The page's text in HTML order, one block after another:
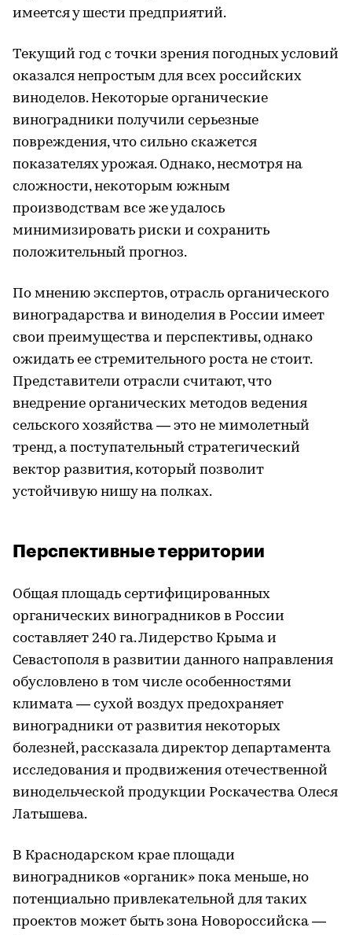
имеется у шести предприятий.
Текущий год с точки зрения погодных условий
оказался непростым для всех российских
виноделов. Некоторые органические
виноградники получили серьезные
повреждения, что сильно скажется
показателях урожая. Однако, несмотря на
сложности, некоторым южным
производствам все же удалось
минимизировать риски и сохранить
положительный прогноз.
По мнению экспертов, отрасль органического
виноградарства и виноделия в России имеет
свои преимущества и перспективы, однако
ожидать ее стремительного роста не стоит.
Представители отрасли считают, что
внедрение органических методов ведения
сельского хозяйства — это не мимолетный
тренд, а поступательный стратегический
вектор развития, который позволит
устойчивую нишу на полках.
Перспективные территории
Общая площадь сертифицированных
органических виноградников в России
составляет 240 га. Лидерство Крыма и
Севастополя в развитии данного направления
обусловлено в том числе особенностями
климата — сухой воздух предохраняет
виноградники от развития некоторых
болезней, рассказала директор департамента
исследования и продвижения отечественной
винодельческой продукции Роскачества Олеся
Латышева.
В Краснодарском крае площади
виноградников «органик» пока меньше, но
потенциально привлекательной для таких
проектов может быть зона Новороссийска —